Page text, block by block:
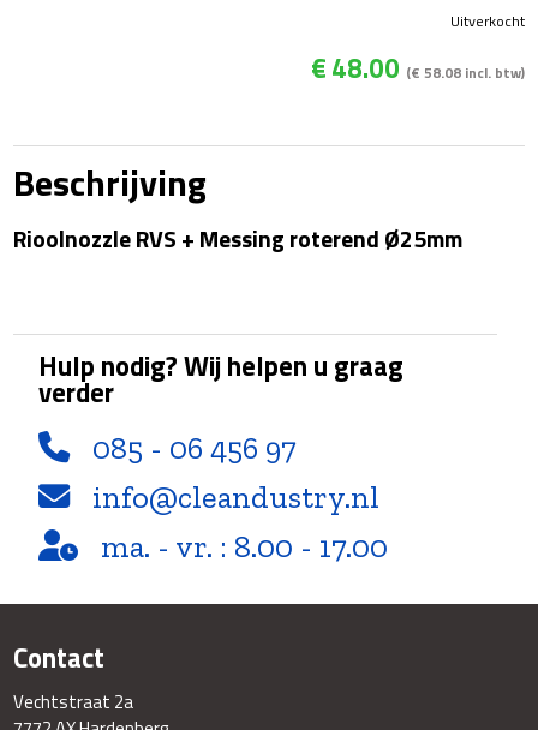
€48.00 (€ 58.08incl. btw)
Uitverkocht
Beschrijving
Rioolnozzle RVS + Messing roterend Ø25mm
Hulp nodig? Wij helpen u graag
verder
085 - 06 456 97
info@cleandustry.nl
ma. - vr. : 8.00 - 17.00
Contact
Vechtstraat 2a